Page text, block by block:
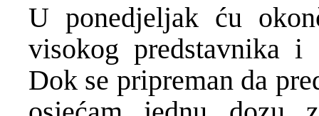
U ponedjeljak ću
visokog predstavnika i
Dok se pripreman da